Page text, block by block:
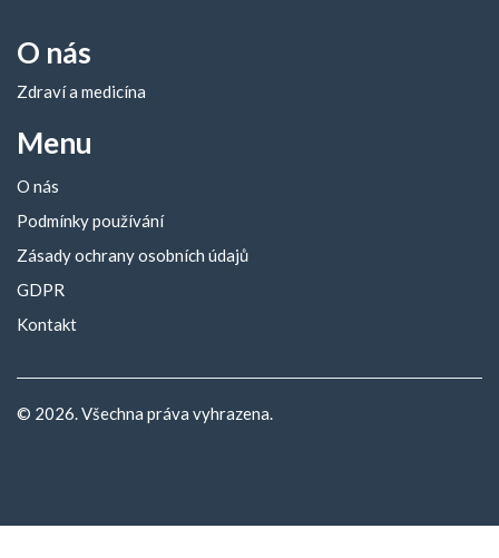
O nás
Zdraví a medicína
Menu
O nás
Podmínky používání
Zásady ochrany osobních údajů
GDPR
Kontakt
© 2026. Všechna práva vyhrazena.